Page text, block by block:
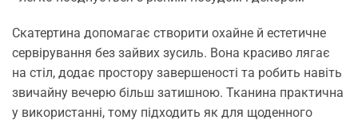
Скатертина допомагає створити охайне й естетичне
сервірування без зайвих зусиль. Вона красиво лягає
на стіл, додає простору завершеності та робить навіть
звичайну вечерю більш затишною. Тканина практична
у використанні, тому підходить як для щоденного